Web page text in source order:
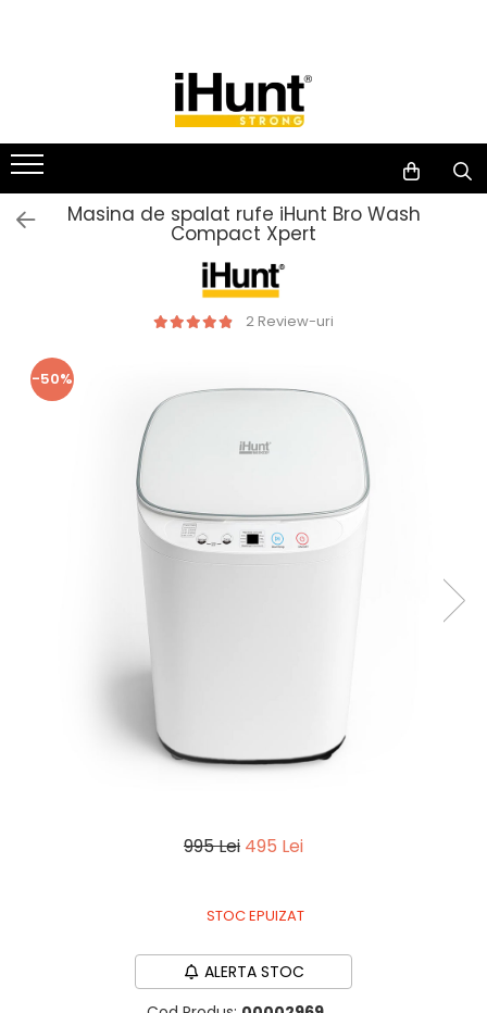
TELEFOANE & TABLETE IHUNT
Smartphone
Telefoane Rezistente
Accesorii telefoane
Huse protectie
Smartwatch
Accesorii smartwatch
ELECTROCASNICE
Aparate de Gătit
Oală sub Presiune
Slow Cooker
Deshidratoare
Friteuze Aer Cald / Air Fryer
Mașini de Spălat Vase
Mașini de Spălat Rufe
Roboți Curătenie
Masina de spalat rufe iHunt Bro Wash
Compact Xpert
2 Review-uri
-50%
995 Lei 495 Lei
STOC EPUIZAT
ALERTA STOC